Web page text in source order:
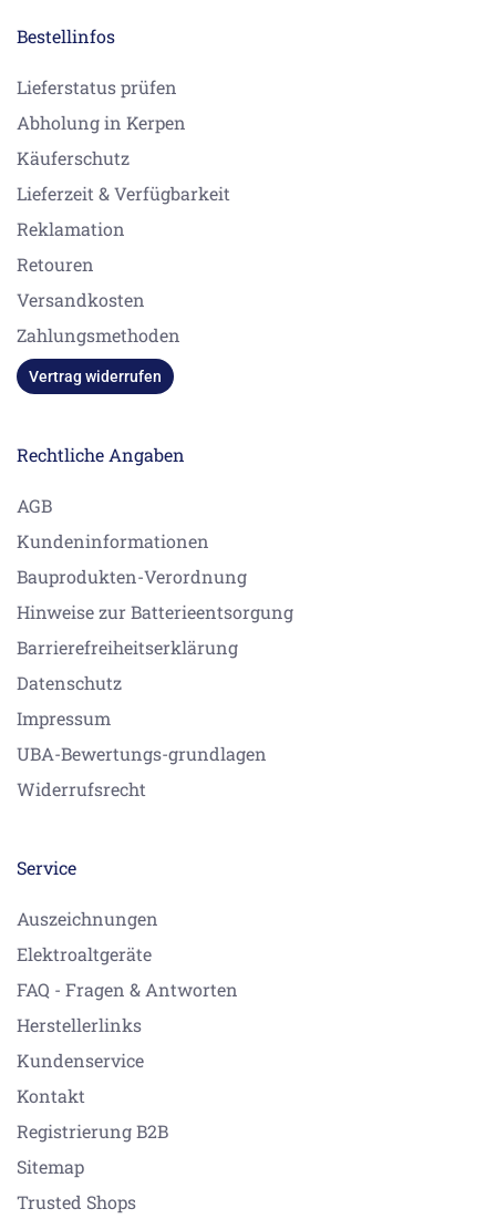
Bestellinfos
Lieferstatus prüfen
Abholung in Kerpen
Käuferschutz
Lieferzeit & Verfügbarkeit
Reklamation
Retouren
Versandkosten
Zahlungsmethoden
Vertrag widerrufen
Rechtliche Angaben
AGB
Kundeninformationen
Bauprodukten-Verordnung
Hinweise zur Batterieentsorgung
Barrierefreiheitserklärung
Datenschutz
Impressum
UBA-Bewertungs-grundlagen
Widerrufsrecht
Service
Auszeichnungen
Elektroaltgeräte
FAQ - Fragen & Antworten
Herstellerlinks
Kundenservice
Kontakt
Registrierung B2B
Sitemap
Trusted Shops